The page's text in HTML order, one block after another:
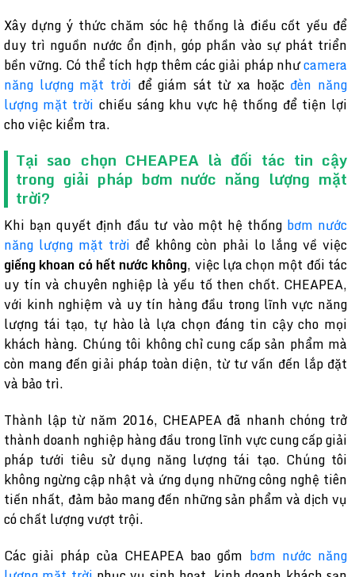
Xây dựng ý thức chăm sóc hệ thống là điều cốt yếu để
duy trì nguồn nước ổn định, góp phần vào sự phát triển
bền vững. Có thể tích hợp thêm các giải pháp nhưcamera
năng lượng mặt trời để giám sát từ xa hoặc đèn năng
lượng mặt trời chiếu sáng khu vực hệ thống để tiện lợi
cho việc kiểm tra.
Tại sao chọn CHEAPEA là đối tác tin cậy
trong giải pháp bơm nước năng lượng mặt
trời?
Khi bạn quyết định đầu tư vào một hệ thống bơm nước
năng lượng mặt trời để không còn phải lo lắng về việc
giếng khoan có hết nước không, việc lựa chọn một đối tác
uy tín và chuyên nghiệp là yếu tố then chốt. CHEAPEA,
với kinh nghiệm và uy tín hàng đầu trong lĩnh vực năng
lượng tái tạo, tự hào là lựa chọn đáng tin cậy cho mọi
khách hàng. Chúng tôi không chỉ cung cấp sản phẩm mà
còn mang đến giải pháp toàn diện, từ tư vấn đến lắp đặt
và bảo trì.
Thành lập từ năm 2016, CHEAPEA đã nhanh chóng trở
thành doanh nghiệp hàng đầu trong lĩnh vực cung cấp giải
pháp tưới tiêu sử dụng năng lượng tái tạo. Chúng tôi
không ngừng cập nhật và ứng dụng những công nghệ tiên
tiến nhất, đảm bảo mang đến những sản phẩm và dịch vụ
có chất lượng vượt trội.
Các giải pháp của CHEAPEA bao gồm bơm nước năng